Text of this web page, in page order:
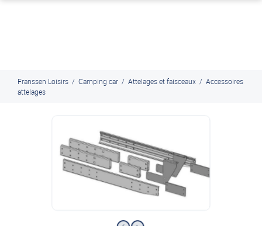
Franssen Loisirs / Camping car / Attelages et faisceaux / Accessoires
attelages